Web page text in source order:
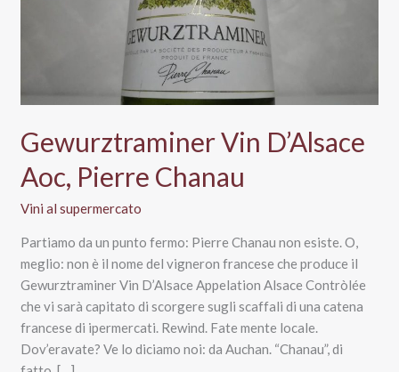
Gewurztraminer Vin D’Alsace
Aoc, Pierre Chanau
Vini al supermercato
Partiamo da un punto fermo: Pierre Chanau non esiste. O,
meglio: non è il nome del vigneron francese che produce il
Gewurztraminer Vin D’Alsace Appelation Alsace Contròlée
che vi sarà capitato di scorgere sugli scaffali di una catena
francese di ipermercati. Rewind. Fate mente locale.
Dov’eravate? Ve lo diciamo noi: da Auchan. “Chanau”, di